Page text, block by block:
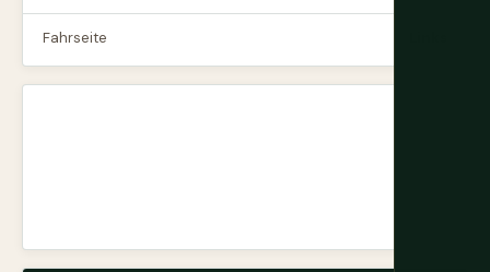
Fahrseite